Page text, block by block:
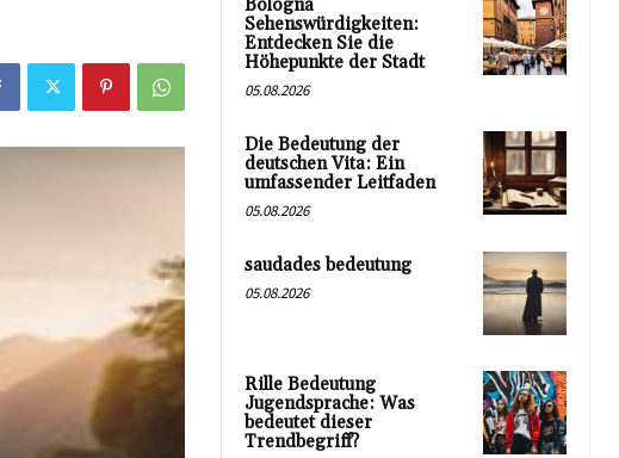
Bologna
Sehenswürdigkeiten:
Entdecken Sie die
Höhepunkte der Stadt
05.08.2026
Die Bedeutung der
deutschen Vita: Ein
umfassender Leitfaden
05.08.2026
saudades bedeutung
05.08.2026
Rille Bedeutung
Jugendsprache: Was
bedeutet dieser
Trendbegriff?